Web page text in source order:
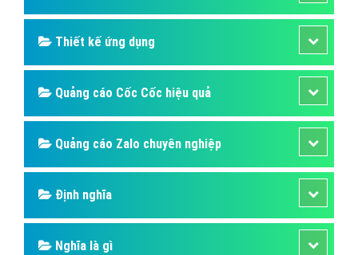
Thiết kế ứng dụng
Quảng cáo Cốc Cốc hiệu quả
Quảng cáo Zalo chuyên nghiệp
Định nghĩa
Nghĩa là gì